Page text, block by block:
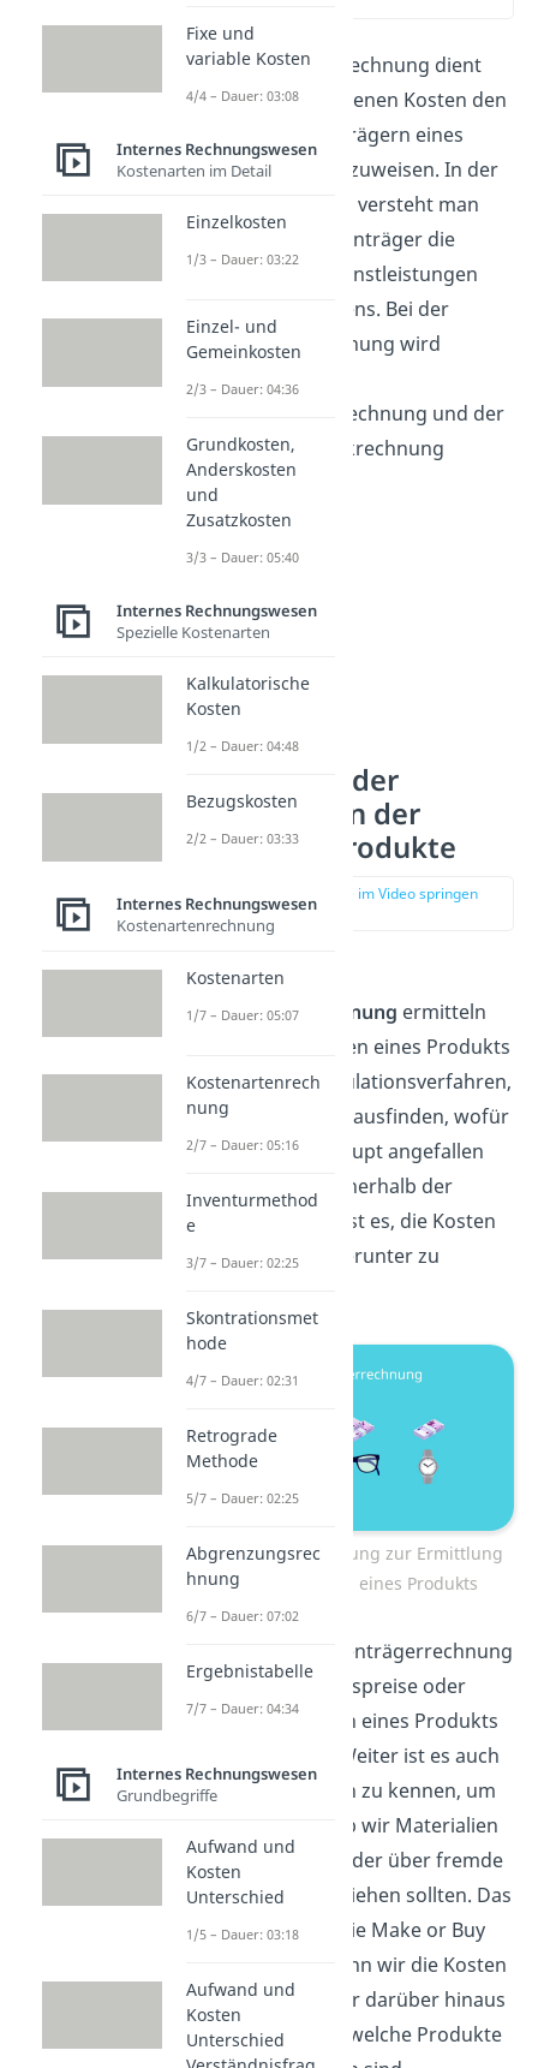
Die Kostenträgerrechnung dient
dazu, die entstandenen Kosten den
einzelnen Kostenträgern eines
Unternehmens zuzuweisen. In der
Betriebswirtschaft versteht man
unter einem Kostenträger die
Produkte oder Dienstleistungen
eines Unternehmens. Bei der
Kostenträgerrechnung wird
zwischen der
Kostenträgerzeitrechnung und der
Kostenträgerstückrechnung
unterschieden.
Kalkulation der
Selbstkosten der
einzelnen Produkte
zur Stelle im Video springen
(00:23)
Im Rahmen der
Kostenträgerrechnung ermitteln
wir die Selbstkosten eines Produkts
mit Hilfe von Kalkulationsverfahren,
d.h. wir wollen herausfinden, wofür
die Kosten überhaupt angefallen
sind. Unser Ziel innerhalb der
Kostenrechnung
ist es, die Kosten
auf ein Produkt herunter zu
Kostenträgerrechnung zur Ermittlung
der Selbstkosten eines Produkts
Aufgabe der Kostenträgerrechnung
ist es, die Angebotspreise oder
Preisuntergrenzen eines Produkts
herauszufinden. Weiter ist es auch
wichtig, die Kosten zu kennen, um
zu entscheiden, ob wir Materialien
selbst herstellen oder über fremde
Unternehmen beziehen sollten. Das
nennt man auch die Make or Buy
Entscheidung. Wenn wir die Kosten
wissen, können wir darüber hinaus
auch abschätzen, welche Produkte
Fixe und
variable Kosten
4/4 – Dauer: 03:08
Internes Rechnungswesen
Kostenarten im Detail
Einzelkosten
1/3 – Dauer: 03:22
Einzel- und
Gemeinkosten
2/3 – Dauer: 04:36
Grundkosten,
Anderskosten
und
Zusatzkosten
3/3 – Dauer: 05:40
Internes Rechnungswesen
Spezielle Kostenarten
Kalkulatorische
Kosten
1/2 – Dauer: 04:48
Bezugskosten
2/2 – Dauer: 03:33
Internes Rechnungswesen
Kostenartenrechnung
Kostenarten
1/7 – Dauer: 05:07
Kostenartenrech
nung
2/7 – Dauer: 05:16
Inventurmethod
e
3/7 – Dauer: 02:25
Skontrationsmet
hode
4/7 – Dauer: 02:31
Retrograde
Methode
5/7 – Dauer: 02:25
Abgrenzungsrec
hnung
6/7 – Dauer: 07:02
Ergebnistabelle
7/7 – Dauer: 04:34
Internes Rechnungswesen
Grundbegriffe
Aufwand und
Kosten
Unterschied
1/5 – Dauer: 03:18
Aufwand und
Kosten
Unterschied